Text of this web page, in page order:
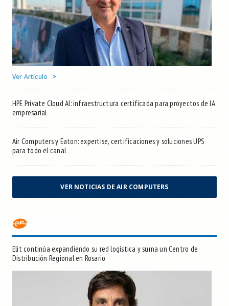
Ver Artículo
HPE Private Cloud AI: infraestructura certificada para proyectos de IA
empresarial
Air Computers y Eaton: expertise, certificaciones y soluciones UPS
para todo el canal
VER NOTICIAS DE AIR COMPUTERS
Elit continúa expandiendo su red logística y suma un Centro de
Distribución Regional en Rosario